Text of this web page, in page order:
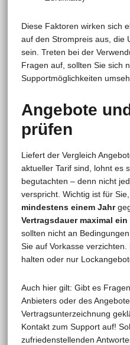
Diese Faktoren wirken sich
auf den Strompreis aus, die
sein. Treten bei der
Fragen auf, sollten Sie sich
Supportmöglichkeiten
Angebote
prüfen
Liefert der Vergleich
aktueller Tarif sind, lohnt es
begutachten – denn nicht
verspricht. Wichtig ist für
mindestens einem Jahr
Vertragsdauer maximal ein
sollten nicht an
Sie auf Vorkasse
halten oder nur
Auch hier gilt: Gibt es
Anbieters oder des
Vertragsunterzeichnung
Kontakt zum Support auf!
zufriedenstellenden